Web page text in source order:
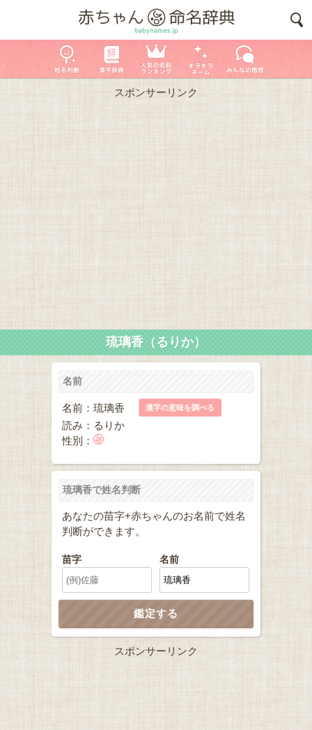
スポンサーリンク
琉璃香（るりか）
名前
名前：琉璃香 漢字の意味を調べる
読み：るりか
性別：
琉璃香で姓名判断
あなたの苗字+赤ちゃんのお名前で姓名
判断ができます。
苗字 名前
スポンサーリンク